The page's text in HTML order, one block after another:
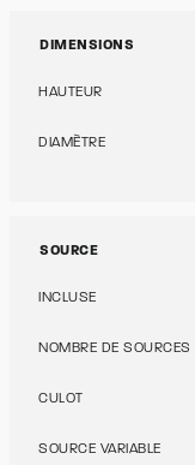
DIMENSIONS
HAUTEUR
DIAMÈTRE
SOURCE
INCLUSE
NOMBRE DE SOURCES
CULOT
SOURCE VARIABLE